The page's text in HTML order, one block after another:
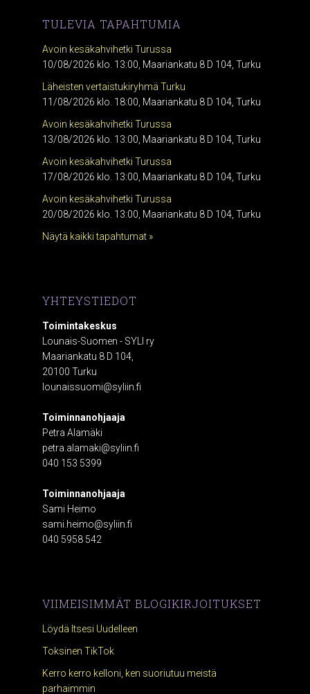
TULEVIA TAPAHTUMIA
Avoin kesäkahvihetki Turussa
10/08/2026 klo. 13:00, Maariankatu 8 D 104, Turku
Läheisten vertaistukiryhmä Turku
11/08/2026 klo. 18:00, Maariankatu 8 D 104, Turku
Avoin kesäkahvihetki Turussa
13/08/2026 klo. 13:00, Maariankatu 8 D 104, Turku
Avoin kesäkahvihetki Turussa
17/08/2026 klo. 13:00, Maariankatu 8 D 104, Turku
Avoin kesäkahvihetki Turussa
20/08/2026 klo. 13:00, Maariankatu 8 D 104, Turku
Näytä kaikki tapahtumat »
YHTEYSTIEDOT
Toimintakeskus
Lounais-Suomen - SYLI ry
Maariankatu 8 D 104,
20100 Turku
lounaissuomi@syliin.fi
Toiminnanohjaaja
Petra Alamäki
petra.alamaki@syliin.fi
040 153 5399
Toiminnanohjaaja
Sami Heimo
sami.heimo@syliin.fi
040 5958 542
VIIMEISIMMÄT BLOGIKIRJOITUKSET
Löydä Itsesi Uudelleen
Toksinen TikTok
Kerro kerro kelloni, ken suoriutuu meistä
parhaimmin